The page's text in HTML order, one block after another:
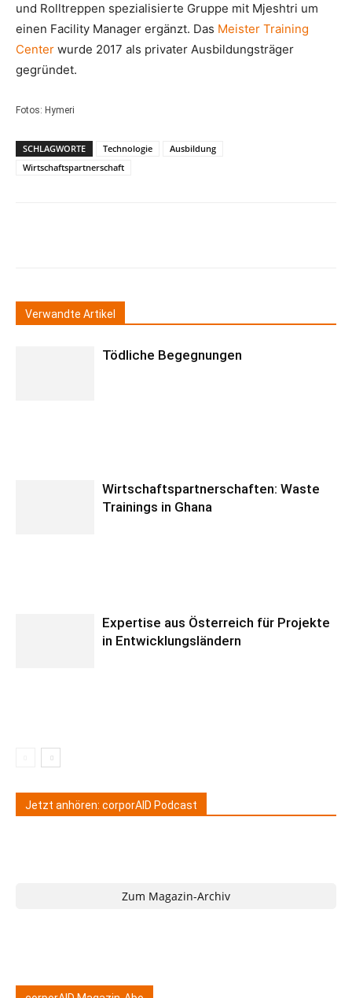
und Rolltreppen spezialisierte Gruppe mit Mjeshtri um
einen Facility Manager ergänzt. Das Meister Training
Center wurde 2017 als privater Ausbildungsträger
gegründet.
Fotos: Hymeri
SCHLAGWORTE Technologie
Ausbildung
Wirtschaftspartnerschaft
Verwandte Artikel
Tödliche Begegnungen
Wirtschaftspartnerschaften: Waste
Trainings in Ghana
Expertise aus Österreich für Projekte
in Entwicklungsländern
Jetzt anhören: corporAID Podcast
Zum Magazin-Archiv